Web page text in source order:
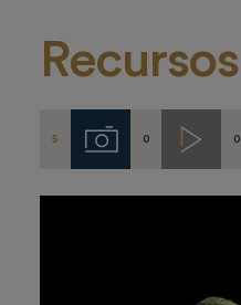
Recursos
5 Imágenes
0 Videos
0